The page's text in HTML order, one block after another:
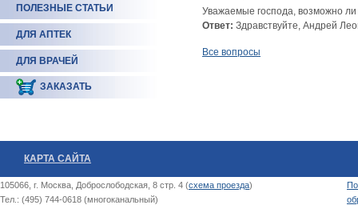
ПОЛЕЗНЫЕ СТАТЬИ
ДЛЯ АПТЕК
ДЛЯ ВРАЧЕЙ
ЗАКАЗАТЬ
Уважаемые господа, возможно
Ответ: Здравствуйте, Андрей
Все вопросы
КАРТА САЙТА
105066, г. Москва, Доброслободская, 8 стр. 4 (схема проезда)
Тел.: (495) 744-0618 (многоканальный)